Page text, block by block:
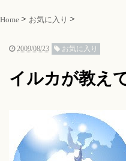
Home お気に入り
2009/08/23 お気に入り
イルカが教え